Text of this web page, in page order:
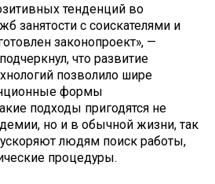
тенденций во
занятости с соискателями и
законопроект», —
что развитие
позволило шире
формы
подходы пригодятся не
но и в обычной жизни, так
людям поиск работы,
процедуры.